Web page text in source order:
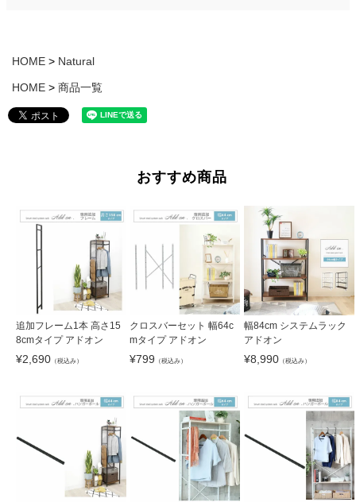
HOME Natural
HOME 商品一覧
おすすめ商品
追加フレーム1本 高さ15
8cmタイプ アドオン
¥2,690 （税込み）
クロスバーセット 幅64c
mタイプ アドオン
¥799 （税込み）
幅84cm システムラック
アドオン
¥8,990（税込み）